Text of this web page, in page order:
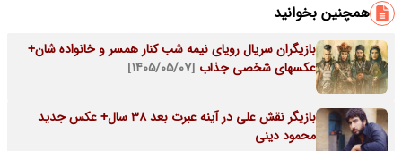
همچنین بخوانید
بازیگران سریال رویای نیمه شب کنار همسر و خانواده شان+
عکسهای شخصی جذاب [۱۴۰۵/۰۵/۰۷]
بازیگر نقش علی در آینه عبرت بعد 38 سال+ عکس جدید
محمود دینی